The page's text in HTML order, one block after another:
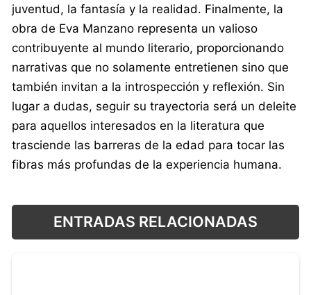
juventud, la fantasía y la realidad. Finalmente, la
obra de Eva Manzano representa un valioso
contribuyente al mundo literario, proporcionando
narrativas que no solamente entretienen sino que
también invitan a la introspección y reflexión. Sin
lugar a dudas, seguir su trayectoria será un deleite
para aquellos interesados en la literatura que
trasciende las barreras de la edad para tocar las
fibras más profundas de la experiencia humana.
ENTRADAS RELACIONADAS